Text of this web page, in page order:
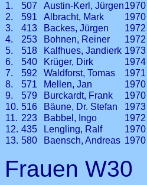
1.
507 Austin-Kerl, Jürgen1970
2.
591 Albracht, Mark 1970
3.
413 Backes, Jürgen 1972
4.
253 Bohnen, Reiner 1972
5.
518 Kalfhues, Jandierk 1973
6.
540 Krüger, Dirk 1974
7.
592 Waldforst, Tomas 1971
8.
571 Mellen, Jan 1970
9.
579 Burckardt, Frank 1970
10. 516 Bäune, Dr. Stefan 1973
11. 223 Babbel, Ingo 1972
12. 435 Lengling, Ralf 1970
13. 580 Baensch, Andreas 1970
Frauen W30